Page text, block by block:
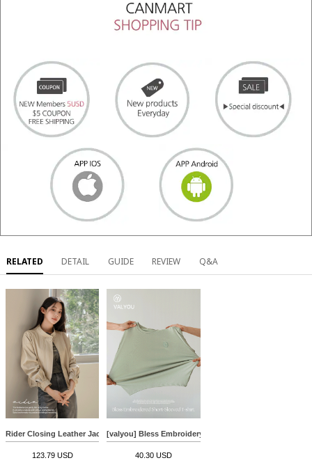
RELATED DETAIL GUIDE REVIEW Q&A
Rider Closing Leather Jacket
123.79 USD
[valyou] Bless Embroidery Short-sleeve T-shirt
40.30 USD